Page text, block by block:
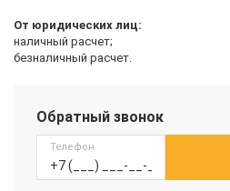
От юридических лиц:
наличный расчет;
безналичный расчет.
Обратный звонок
Телефон